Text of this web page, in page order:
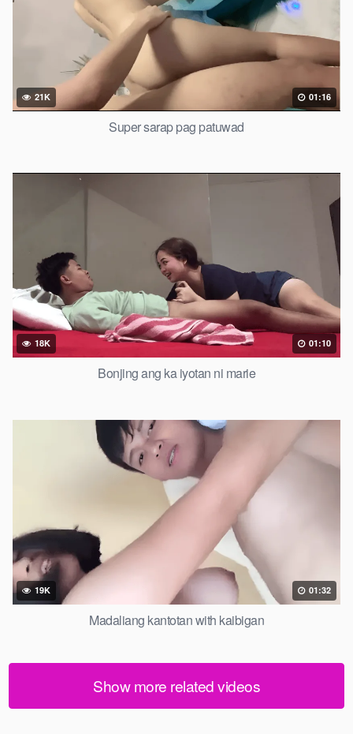
21K 01:16
Super sarap pag patuwad
18K 01:10
Bonjing ang ka iyotan ni marie
19K 01:32
Madaliang kantotan with kaibigan
Show more related videos